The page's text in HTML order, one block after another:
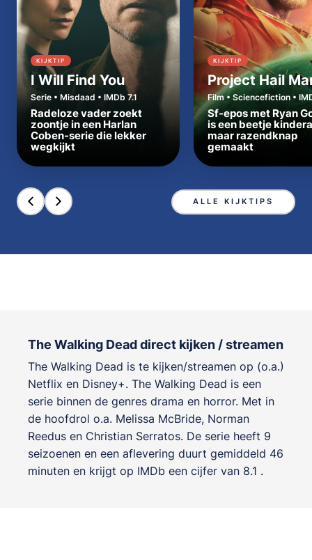
KIJKTIP
I Will Find You
Serie • Misdaad • IMDb 7.1
Radeloze vader zoekt
zoontje in een Harlan
Coben-serie die lekker
wegkijkt
KIJKTIP
Project Hail
Film • Sciencefiction •
Sf-epos met Ryan
is een beetje
maar razendknap
gemaakt
ALLE KIJKTIPS
The Walking Dead direct kijken / streamen
The Walking Dead is te kijken/streamen op (o.a.)
Netflix en Disney+. The Walking Dead is een
serie binnen de genres drama en horror. Met in
de hoofdrol o.a. Melissa McBride, Norman
Reedus en Christian Serratos. De serie heeft 9
seizoenen en een aflevering duurt gemiddeld 46
minuten en krijgt op IMDb een cijfer van 8.1 .